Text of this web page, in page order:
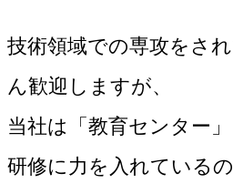
技術領域での専攻をさ
ん歓迎しますが、
当社は「教育センター」
研修に力を入れているの